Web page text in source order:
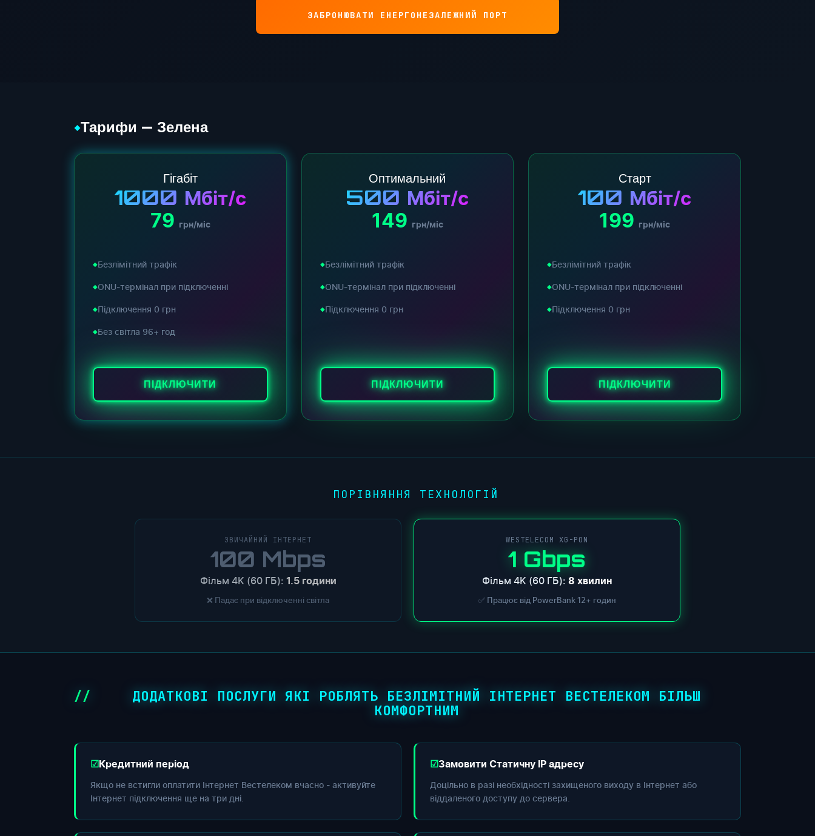
ЗАБРОНЮВАТИ ЕНЕРГОНЕЗАЛЕЖНИЙ ПОРТ
◆Тарифи — Зелена
Гігабіт
1000 Мбіт/с
79 грн/міс
Безлімітний трафік
ONU-термінал при підключенні
Підключення 0 грн
Без світла 96+ год
ПІДКЛЮЧИТИ
Оптимальний
500 Мбіт/с
149 грн/міс
Безлімітний трафік
ONU-термінал при підключенні
Підключення 0 грн
ПІДКЛЮЧИТИ
Старт
100 Мбіт/с
199 грн/міс
Безлімітний трафік
ONU-термінал при підключенні
Підключення 0 грн
ПІДКЛЮЧИТИ
ПОРІВНЯННЯ ТЕХНОЛОГІЙ
ЗВИЧАЙНИЙ ІНТЕРНЕТ
100 Mbps
Фільм 4K (60 ГБ): 1.5 години
❌ Падає при відключенні світла
WESTELECOM XG-PON
1 Gbps
Фільм 4K (60 ГБ): 8 хвилин
✅ Працює від PowerBank 12+ годин
ДОДАТКОВІ ПОСЛУГИ ЯКІ РОБЛЯТЬ БЕЗЛІМІТНИЙ ІНТЕРНЕТ ВЕСТЕЛЕКОМ БІЛЬШ
КОМФОРТНИМ
Кредитний період
Якщо не встигли оплатити Інтернет Вестелеком вчасно - активуйте
Інтернет підключення ще на три дні.
Замовити Статичну IP адресу
Доцільно в разі необхідності захищеного виходу в Інтернет або
віддаленого доступу до сервера.